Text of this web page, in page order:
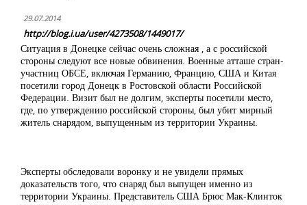
29.07.2014
http://blog.i.ua/user/4273508/1449017/
Ситуация в Донецке сейчас очень сложная , а с российской
стороны следуют все новые обвинения. Военные атташе стран-
участниц ОБСЕ, включая Германию, Францию, США и Китая
посетили город Донецк в Ростовской области Российской
Федерации. Визит был не долгим, эксперты посетили место,
где, по утверждению российской стороны, был убит мирный
житель снарядом, выпущенным из территории Украины.
Эксперты обследовали воронку и не увидели прямых
доказательств того, что снаряд был выпущен именно из
территории Украины. Представитель США Брюс Мак-Клинток